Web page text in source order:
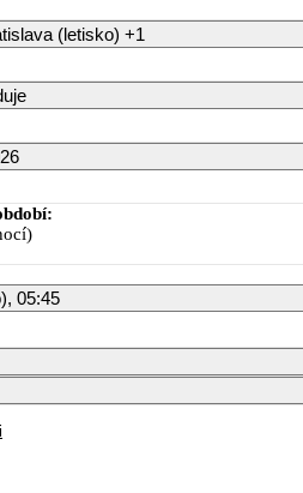
(letisko) +1
August
PO UT ST ŠT
05:45